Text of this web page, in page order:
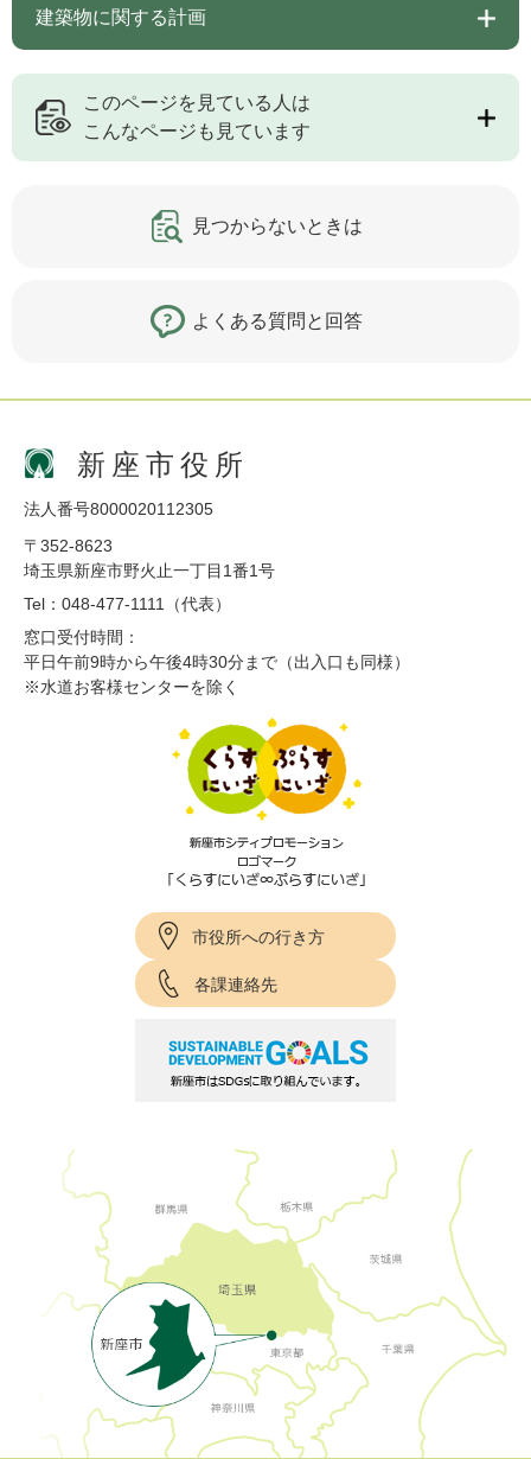
建築物に関する計画
このページを見ている人は
こんなページも見ています
見つからないときは
よくある質問と回答
新座市役所
法人番号8000020112305
〒352-8623
埼玉県新座市野火止一丁目1番1号
Tel：048-477-1111（代表）
窓口受付時間：
平日午前9時から午後4時30分まで（出入口も同様）
※水道お客様センターを除く
市役所への行き方
各課連絡先